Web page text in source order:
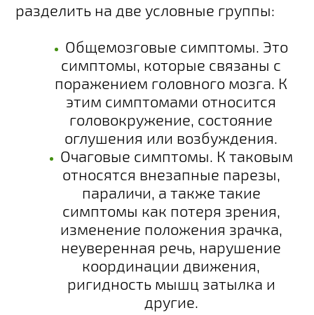
разделить на две условные группы:
Общемозговые симптомы. Это
симптомы, которые связаны с
поражением головного мозга. К
этим симптомами относится
головокружение, состояние
оглушения или возбуждения.
Очаговые симптомы. К таковым
относятся внезапные парезы,
параличи, а также такие
симптомы как потеря зрения,
изменение положения зрачка,
неуверенная речь, нарушение
координации движения,
ригидность мышц затылка и
другие.